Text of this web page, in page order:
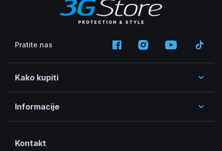
Pratite nas
Kako kupiti
Informacije
Kontakt